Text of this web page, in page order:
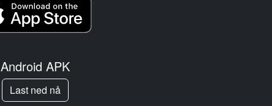
Android APK
Last ned nå